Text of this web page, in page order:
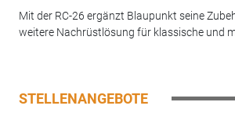
Mit der RC-26 ergänzt Blaupunkt seine
weitere Nachrüstlösung für klassische und
STELLENANGEBOTE